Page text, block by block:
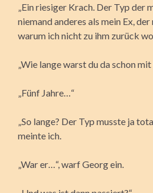
„Ein riesiger Krach. Der Typ der
niemand anderes als mein Ex,
warum ich nicht zu ihm zurück
„Wie lange warst du da schon
„Fünf Jahre…“
„So lange? Der Typ musste ja
meinte ich.
„War er…“, warf Georg ein.